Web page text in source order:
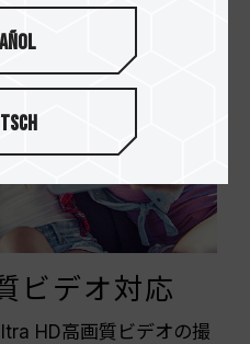
ビデオ対応
HD高画質ビデオの撮